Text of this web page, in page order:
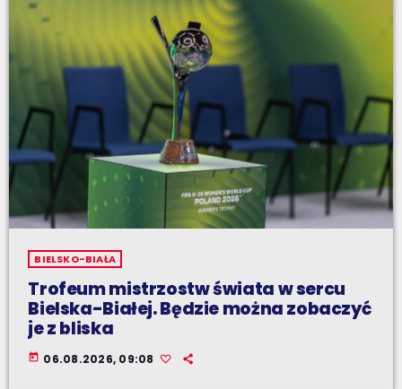
BIELSKO-BIAŁA
Trofeum mistrzostw świata w sercu
Bielska-Białej. Będzie można zobaczyć
je z bliska
today 06.08.2026, 09:08